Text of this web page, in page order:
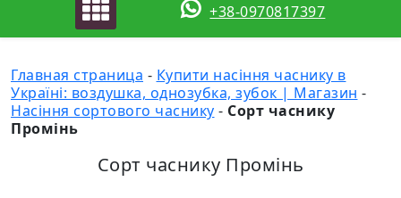
+38-0970817397
Главная страница - Купити насіння часнику в
Україні: воздушка, однозубка, зубок | Магазин -
Насіння сортового часнику - Сорт часнику
Промінь
Сорт часнику Промінь